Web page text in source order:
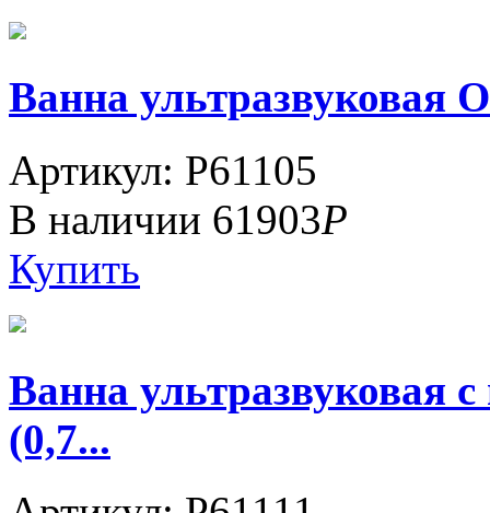
Ванна ультразвуковая
Артикул: P61105
В наличии 61903Р
Купить
Ванна ультразвуковая
(0,7...